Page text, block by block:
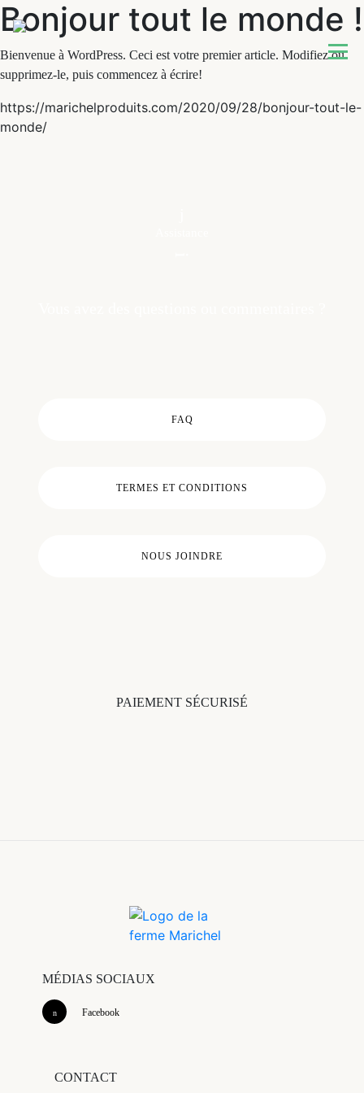
Bonjour tout le monde !
Bienvenue à WordPress. Ceci est votre premier article. Modifiez ou
supprimez-le, puis commencez à écrire!
https://marichelproduits.com/2020/09/28/bonjour-tout-le-
monde/
FAQ
TERMES ET CONDITIONS
NOUS JOINDRE
PAIEMENT SÉCURISÉ
MÉDIAS SOCIAUX
Facebook
CONTACT